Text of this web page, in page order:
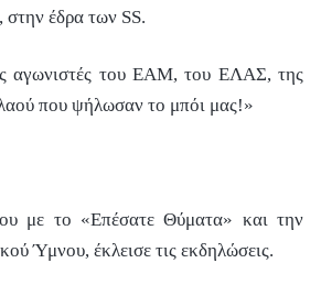
έδρα των SS.
αγωνιστές του ΕΑΜ, του ΕΛΑΣ, της
που ψήλωσαν το μπόι μας!»
με το «Επέσατε Θύματα» και την
Ύμνου, έκλεισε τις εκδηλώσεις.